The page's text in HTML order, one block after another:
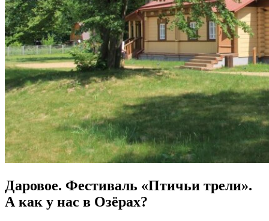
Даровое. Фестиваль «Птичьи трели».
А как у нас в Озёрах?